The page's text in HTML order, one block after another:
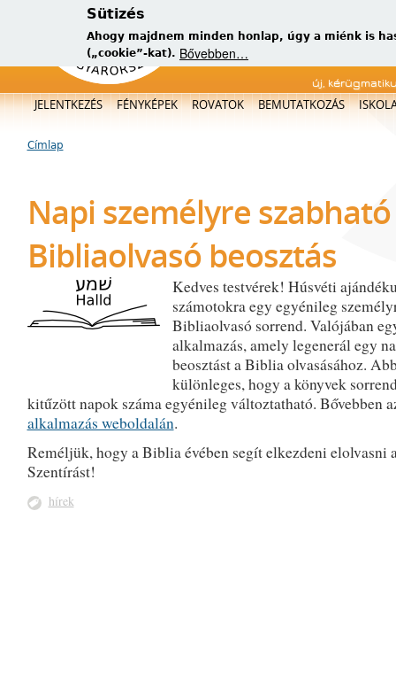
Sütizés
Ahogy majdnem minden honlap, úgy a miénk is
(„cookie”-kat). Bővebben…
új,
Főmenü
JELENTKEZÉS FÉNYKÉPEK ROVATOK BEMUTATKOZÁS
Jelenlegi hely
Címlap
Napi személyre szabható
Bibliaolvasó beosztás
Kedves testvérek! Húsvéti
számotokra egy egyénileg
Bibliaolvasó sorrend. Valójában
alkalmazás, amely legenerál egy
beosztást a Biblia olvasásához.
különleges, hogy a könyvek
kitűzött napok száma egyénileg változtatható. Bővebben
alkalmazás weboldalán.
Reméljük, hogy a Biblia évében segít elkezdeni elolvasni
Szentírást!
hírek